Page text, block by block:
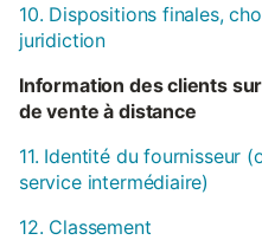
10. Dispositions finales,
juridiction
Information des clients
de vente à distance
11. Identité du fournisseur
service intermédiaire)
12. Classement